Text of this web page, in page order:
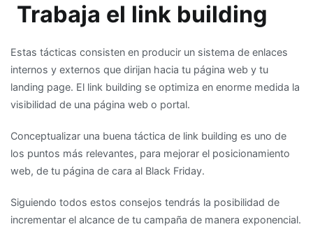
Trabaja el link building
Estas tácticas consisten en producir un sistema de enlaces
internos y externos que dirijan hacia tu página web y tu
landing page. El link building se optimiza en enorme medida la
visibilidad de una página web o portal.
Conceptualizar una buena táctica de link building es uno de
los puntos más relevantes, para mejorar el posicionamiento
web, de tu página de cara al Black Friday.
Siguiendo todos estos consejos tendrás la posibilidad de
incrementar el alcance de tu campaña de manera exponencial.